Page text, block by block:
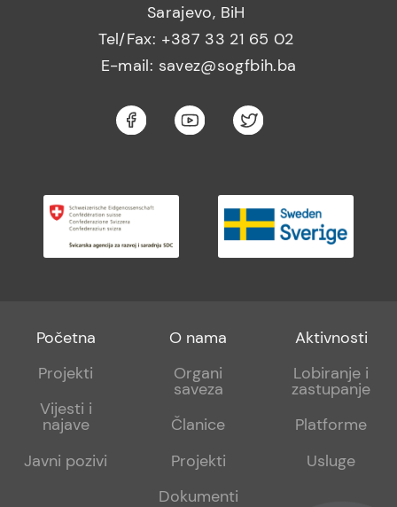
Sarajevo, BiH
Tel/Fax: +387 33 21 65 02
E-mail: savez@sogfbih.ba
Footer
menu
Početna
Projekti
Vijesti i
najave
Javni pozivi
Footer
sub
O nama
Organi
saveza
Članice
Projekti
Dokumenti
Footer
sub
Aktivnosti
Lobiranje i
zastupanje
Platforme
Usluge